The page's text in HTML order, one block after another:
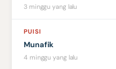
3 minggu yang lalu
PUISI
Munafik
4 minggu yang lalu